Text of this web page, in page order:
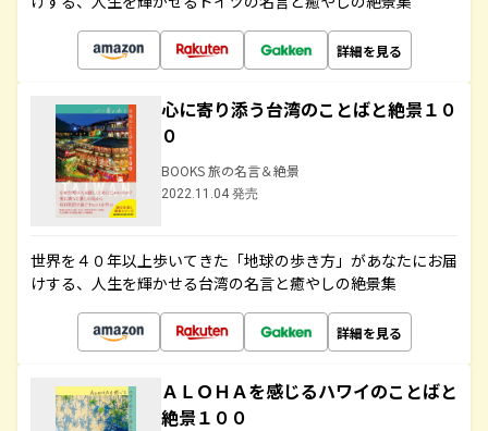
詳細を見る
心に寄り添う台湾のことばと絶景１０
０
BOOKS 旅の名言＆絶景
2022.11.04 発売
世界を４０年以上歩いてきた「地球の歩き方」があなたにお届
けする、人生を輝かせる台湾の名言と癒やしの絶景集
詳細を見る
ＡＬＯＨＡを感じるハワイのことばと
絶景１００